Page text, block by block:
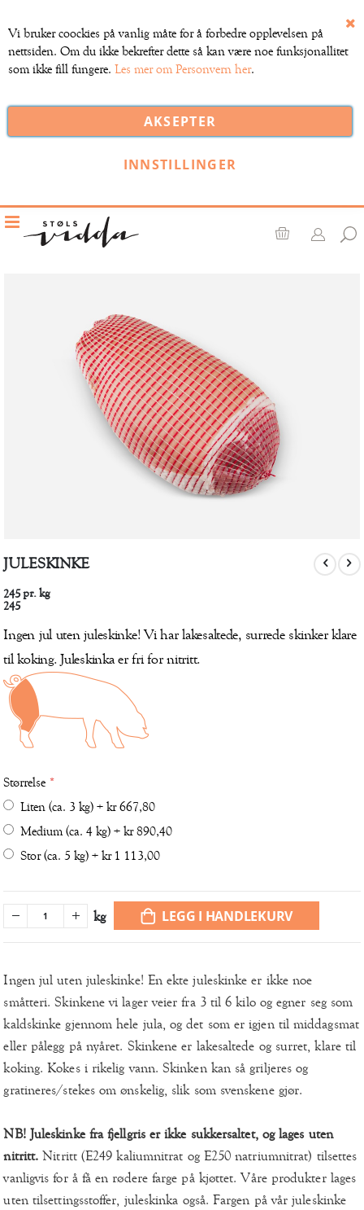
Vi bruker coockies på vanlig måte for å forbedre opplevelsen på
nettsiden. Om du ikke bekrefter dette så kan være noe funksjonallitet
som ikke fill fungere. Les mer om Personvern her.
AKSEPTER
INNSTILLINGER
Handlekurv
Toggle
Nav
til
av
JULESKINKE
245 pr. kg
245
Ingen jul uten juleskinke! Vi har lakesaltede, surrede skinker klare
til koking. Juleskinka er fri for nitritt.
Størrelse
Liten (ca. 3 kg) + kr 667,80
Medium (ca. 4 kg) + kr 890,40
Stor (ca. 5 kg) + kr 1 113,00
kg LEGG I HANDLEKURV
Ingen jul uten juleskinke! En ekte juleskinke er ikke noe
småtteri. Skinkene vi lager veier fra 3 til 6 kilo og egner seg som
kaldskinke gjennom hele jula, og det som er igjen til middagsmat
eller pålegg på nyåret. Skinkene er lakesaltede og surret, klare til
koking. Kokes i rikelig vann. Skinken kan så griljeres og
gratineres/stekes om ønskelig, slik som svenskene gjør.
NB! Juleskinke fra fjellgris er ikke sukkersaltet, og lages uten
nitritt. Nitritt (E249 kaliumnitrat og E250 natriumnitrat) tilsettes
vanligvis for å få en rødere farge på kjøttet. Våre produkter lages
uten tilsettingsstoffer, juleskinka også. Fargen på vår juleskinke